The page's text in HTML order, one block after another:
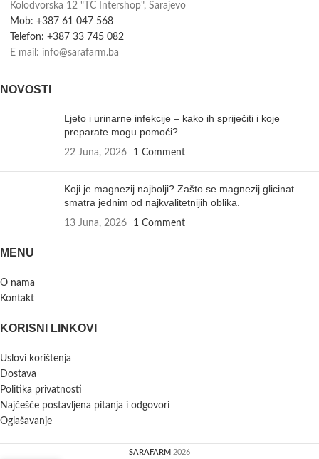
Kolodvorska 12 "TC Intershop", Sarajevo
Mob: +387 61 047 568
Telefon: +387 33 745 082
E mail: info@sarafarm.ba
NOVOSTI
Ljeto i urinarne infekcije – kako ih spriječiti i koje
preparate mogu pomoći?
22 Juna, 2026 1 Comment
Koji je magnezij najbolji? Zašto se magnezij glicinat
smatra jednim od najkvalitetnijih oblika.
13 Juna, 2026 1 Comment
MENU
O nama
Kontakt
KORISNI LINKOVI
Uslovi korištenja
Dostava
Politika privatnosti
Najčešće postavljena pitanja i odgovori
Oglašavanje
SARAFARM 2026